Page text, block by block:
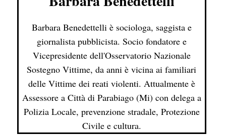
Barbara Benedettelli è sociologa, saggista e
giornalista pubblicista. Socio fondatore e
Vicepresidente dell'Osservatorio Nazionale
Sostegno Vittime, da anni è vicina ai familiari
delle Vittime dei reati violenti. Attualmente è
Assessore a Città di Parabiago (Mi) con delega a
Polizia Locale, prevenzione stradale, Protezione
Civile e cultura.